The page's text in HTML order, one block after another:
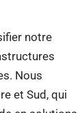
notre
Nous
et Sud, qui